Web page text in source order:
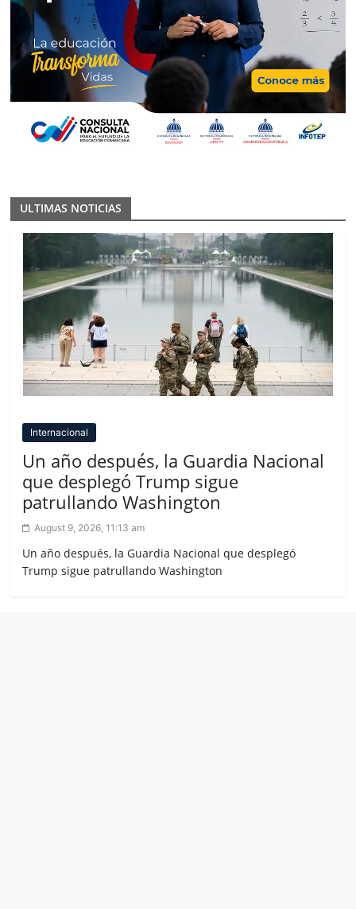
ULTIMAS NOTICIAS
Internacional
Un año después, la Guardia Nacional
que desplegó Trump sigue
patrullando Washington
August 9, 2026, 11:13 am
Un año después, la Guardia Nacional que desplegó
Trump sigue patrullando Washington